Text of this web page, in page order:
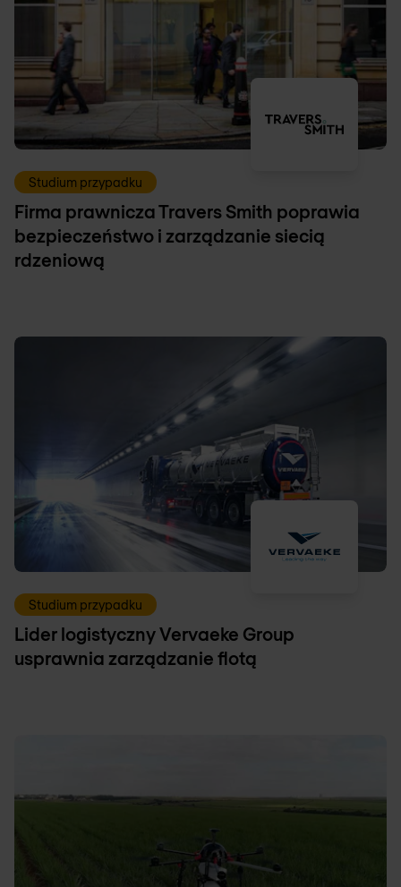
Studium przypadku
Firma prawnicza Travers Smith poprawia
bezpieczeństwo i zarządzanie siecią
rdzeniową
Studium przypadku
Lider logistyczny Vervaeke Group
usprawnia zarządzanie flotą